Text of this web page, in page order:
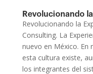
Revolucionando
Revolucionando la
Consulting. La
nuevo en México. En
esta cultura existe,
los integrantes del